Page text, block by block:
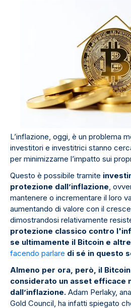
L’inflazione, oggi, è un problema
investitori e investitrici stanno
per minimizzarne l’impatto sui
Questo è possibile tramite
protezione dall’inflazione,
mantenere o incrementare il loro
aumentando di valore con il
dimostrandosi relativamente
protezione classico contro
se ultimamente il Bitcoin e
facendo parlare di sé in questo
Almeno per ora, però, il
considerato un asset efficace
dall’inflazione. Adam Perlaky,
Gold Council, ha infatti spiegato